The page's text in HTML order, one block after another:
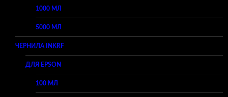
1000 МЛ
5000 МЛ
ЧЕРНИЛА INKRF
ДЛЯ EPSON
100 МЛ